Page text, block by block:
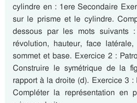
cylindre en : 1ere Secondaire
sur le prisme et le cylindre.
dessous par les mots suivants
révolution, hauteur, face
sommet et base. Exercice 2 :
Construire le symétrique de la
rapport à la droite (d). Exercice 3 :
Compléter la représentation en